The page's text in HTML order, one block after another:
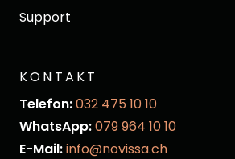
Support
KONTAKT
Telefon:032 475 10 10
WhatsApp:079 964 10 10
E-Mail:info@novissa.ch